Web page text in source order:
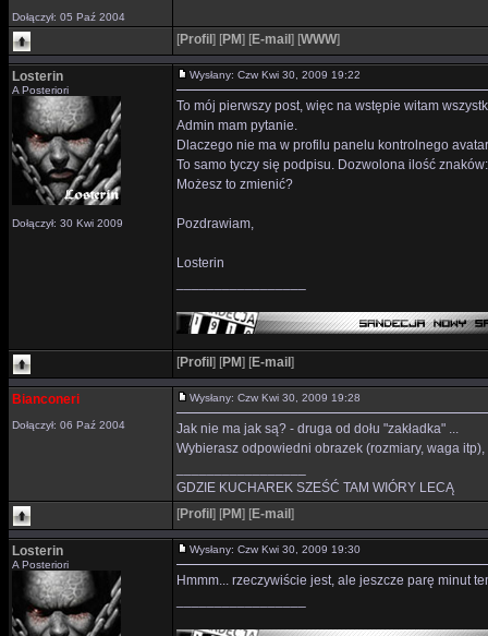
Dołączył: 05 Paź 2004
[Profil ] [PM] [E-mail ] [WWW]
Losterin
A Posteriori
Dołączył: 30 Kwi 2009
Wysłany: Czw Kwi 30, 2009 19:22
To mój pierwszy post, więc na wstępie witam
Admin mam pytanie.
Dlaczego nie ma w profilu panelu kontrolnego
To samo tyczy się podpisu. Dozwolona ilość
Możesz to zmienić?
Pozdrawiam,
Losterin
[Profil ] [PM] [E-mail ]
Bianconeri
Dołączył: 06 Paź 2004
Wysłany: Czw Kwi 30, 2009 19:28
Jak nie ma jak są? - druga od dołu "zakładka" ...
Wybierasz odpowiedni obrazek (rozmiary, waga
GDZIE KUCHAREK SZEŚĆ TAM WIÓRY LECĄ
[Profil ] [PM] [E-mail ]
Losterin
A Posteriori
Wysłany: Czw Kwi 30, 2009 19:30
Hmmm... rzeczywiście jest, ale jeszcze parę minut